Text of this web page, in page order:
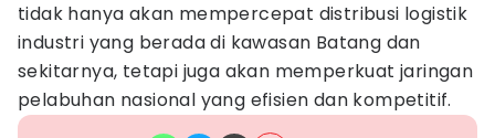
tidak hanya akan mempercepat distribusi logistik
industri yang berada di kawasan Batang dan
sekitarnya, tetapi juga akan memperkuat jaringan
pelabuhan nasional yang efisien dan kompetitif.